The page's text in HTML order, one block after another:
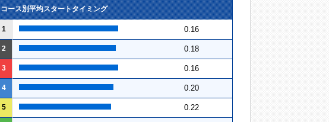
コース別平均スタートタイミング
1 0.16
2 0.18
3 0.16
4 0.20
5 0.22